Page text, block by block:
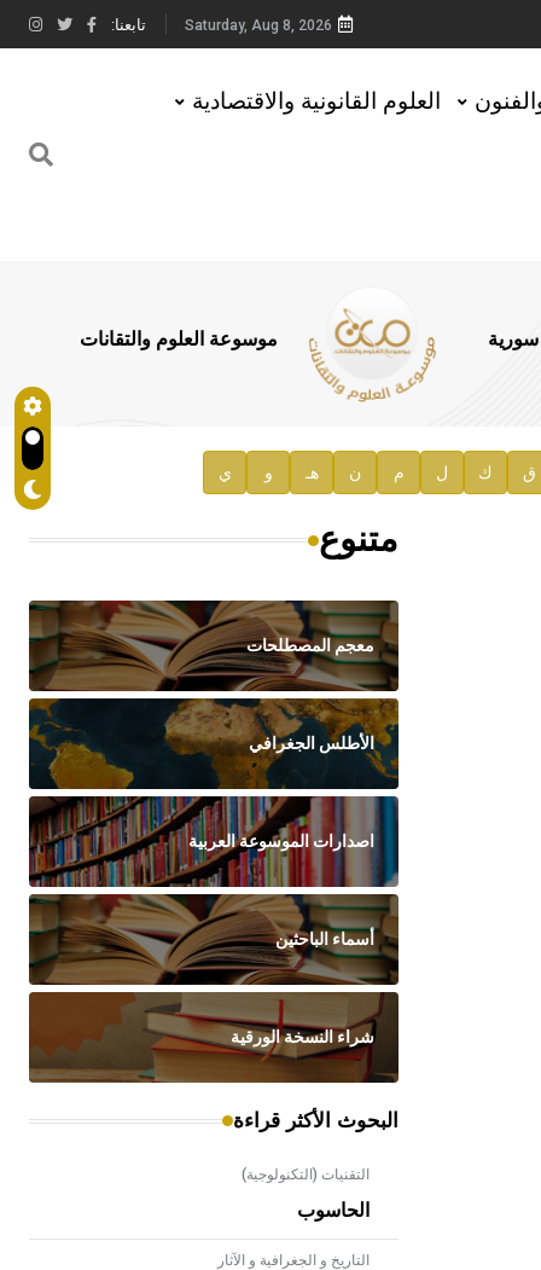
Saturday, Aug 8, 2026 تابعنا:
العلوم القانونية والاقتصادية
سورية موسوعة العلوم والتقانات
ق ك ل م ن هـ و ي
متنوع
معجم المصطلحات
الأطلس الجغرافي
اصدارات الموسوعة العربية
أسماء الباحثين
شراء النسخة الورقية
البحوث الأكثر قراءة
التقنيات (التكنولوجية)
الحاسوب
التاريخ و الجغرافية و الآثار